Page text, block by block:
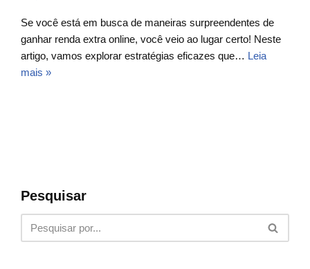
Se você está em busca de maneiras surpreendentes de
ganhar renda extra online, você veio ao lugar certo! Neste
artigo, vamos explorar estratégias eficazes que… Leia
mais »
Pesquisar